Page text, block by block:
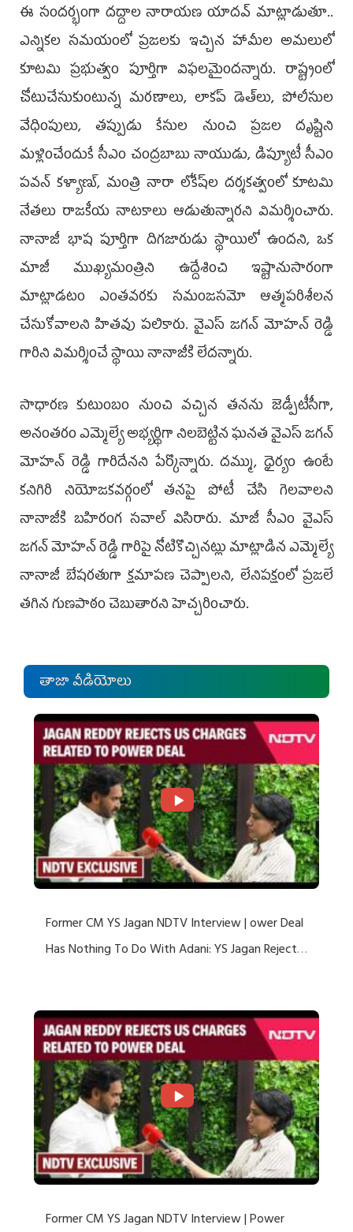
ఈ సందర్భంగా దద్దాల నారాయణ యాదవ్ మాట్లాడుతూ..
ఎన్నికల సమయంలో ప్రజలకు ఇచ్చిన హామీల అమలులో
కూటమి ప్రభుత్వం పూర్తిగా విఫలమైందన్నారు. రాష్ట్రంలో
చోటుచేసుకుంటున్న మరణాలు, లాకప్ డెత్‌లు, పోలీసుల
వేధింపులు, తప్పుడు కేసుల నుంచి ప్రజల దృష్టిని
మళ్లించేందుకే సీఎం చంద్రబాబు నాయుడు, డిప్యూటీ సీఎం
పవన్ కళ్యాణ్, మంత్రి నారా లోకేష్‌ల దర్శకత్వంలో కూటమి
నేతలు రాజకీయ నాటకాలు ఆడుతున్నారని విమర్శించారు.
నానాజీ భాష పూర్తిగా దిగజారుడు స్థాయిలో ఉందని, ఒక
మాజీ ముఖ్యమంత్రిని ఉద్దేశించి ఇష్టానుసారంగా
మాట్లాడటం ఎంతవరకు సమంజసమో ఆత్మపరిశీలన
చేసుకోవాలని హితవు పలికారు. వైఎస్ జగన్ మోహన్ రెడ్డి
గారిని విమర్శించే స్థాయి నానాజీకి లేదన్నారు.
సాధారణ కుటుంబం నుంచి వచ్చిన తనను జెడ్పీటీసీగా,
అనంతరం ఎమ్మెల్యే అభ్యర్థిగా నిలబెట్టిన ఘనత వైఎస్ జగన్
మోహన్ రెడ్డి గారిదేనని పేర్కొన్నారు. దమ్ము, ధైర్యం ఉంటే
కనిగిరి నియోజకవర్గంలో తనపై పోటీ చేసి గెలవాలని
నానాజీకి బహిరంగ సవాల్ విసిరారు. మాజీ సీఎం వైఎస్
జగన్ మోహన్ రెడ్డి గారిపై నోటికొచ్చినట్లు మాట్లాడిన ఎమ్మెల్యే
నానాజీ బేషరతుగా క్షమాపణ చెప్పాలని, లేనిపక్షంలో ప్రజలే
తగిన గుణపాఠం చెబుతారని హెచ్చరించారు.
తాజా వీడియోలు
Former CM YS Jagan NDTV Interview | ower Deal
Has Nothing To Do With Adani: YS Jagan Rejects
Former CM YS Jagan NDTV Interview | Power